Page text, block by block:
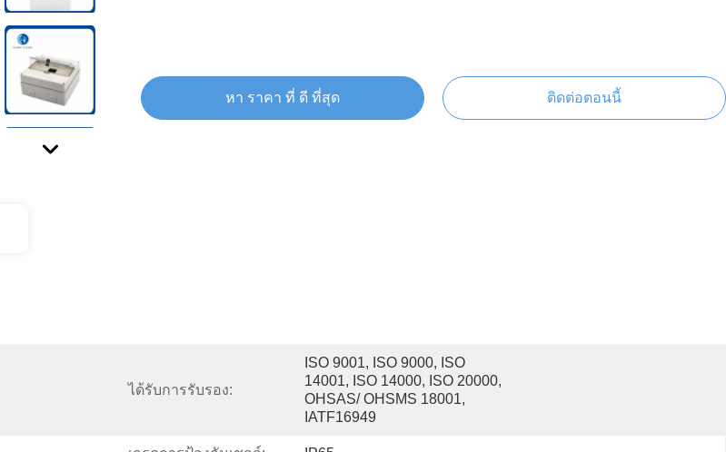
หา ราคา ที่ ดี ที่สุด ติดต่อตอนนี้
ได้รับการรับรอง:
ISO 9001, ISO 9000, ISO
14001, ISO 14000, ISO 20000,
OHSAS/ OHSMS 18001,
IATF16949